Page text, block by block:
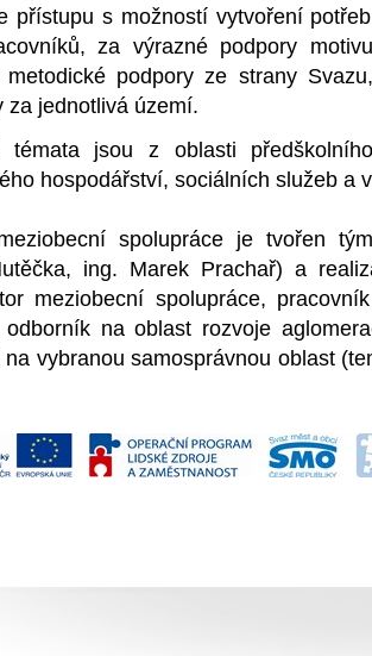
přístupu s možností vytvoření
za výrazné podpory
podpory ze strany
za jednotlivá území.
témata jsou z oblasti
hospodářství, sociálních služeb a
spolupráce je tvořen
ing. Marek Prachař) a
meziobecní spolupráce,
odborník na oblast rozvoje
vybranou samosprávnou oblast